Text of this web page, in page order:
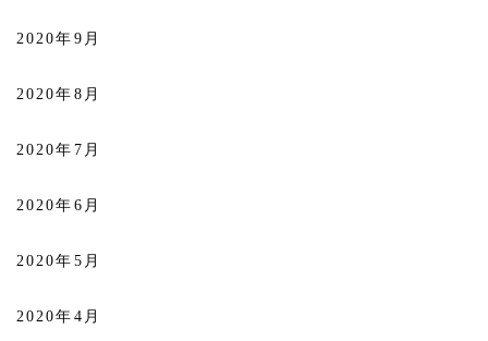
2020年9月
2020年8月
2020年7月
2020年6月
2020年5月
2020年4月